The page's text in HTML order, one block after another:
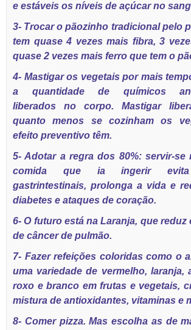
e estáveis os níveis de açúcar no
3- Trocar o pãozinho tradicional pelo
tem quase 4 vezes mais fibra, 3
quase 2 vezes mais ferro que tem o
4- Mastigar os vegetais por mais
a quantidade de químicos
liberados no corpo. Mastigar
quanto menos se cozinham os
efeito preventivo têm.
5- Adotar a regra dos 80%: servir-se
comida que ia ingerir evita
gastrintestinais, prolonga a vida e
diabetes e ataques de coração.
6- O futuro está na Laranja, que reduz
de câncer de pulmão.
7- Fazer refeições coloridas como o
uma variedade de vermelho, laranja,
roxo e branco em frutas e vegetais,
mistura de antioxidantes, vitaminas e
8- Comer pizza. Mas escolha as de